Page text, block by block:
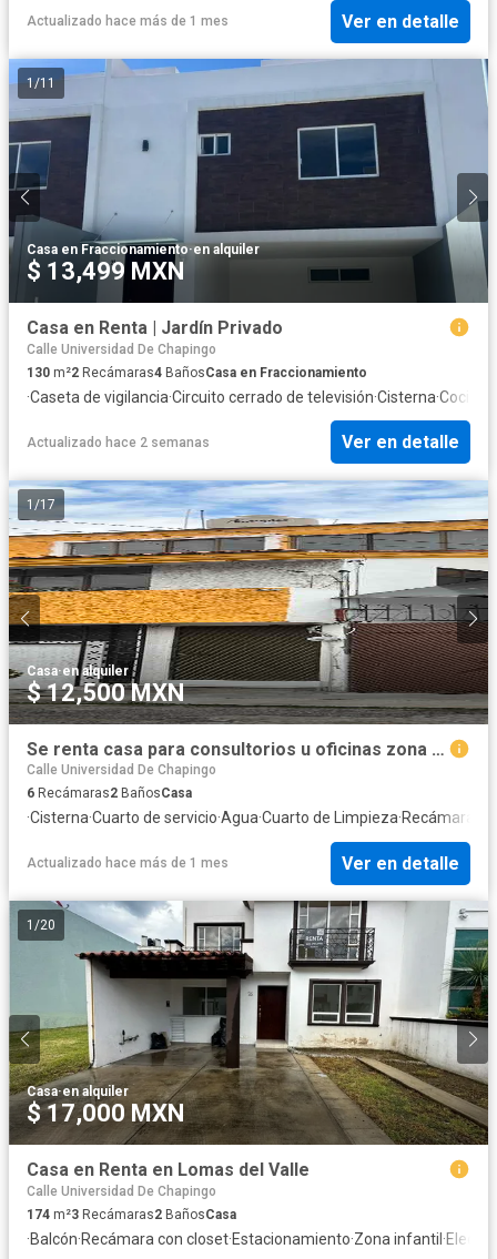
Actualizado hace más de 1 mes Ver en detalle
1/11
Casa en Fraccionamiento·en alquiler
$ 13,499 MXN
Casa en Renta | Jardín Privado
Calle Universidad De Chapingo
130 m²2 Recámaras4 BañosCasa en Fraccionamiento
·Caseta de vigilancia·Circuito cerrado de televisión·Cisterna·Cocina
Actualizado hace 2 semanas Ver en detalle
1 /17
Casa·en alquiler
$ 12,500 MXN
Se renta casa para consultorios u oficinas zona San Manuel -Anzures
Calle Universidad De Chapingo
6 Recámaras2 BañosCasa
·Cisterna·Cuarto de servicio·Agua·Cuarto de Limpieza·Recámara
Actualizado hace más de 1 mes Ver en detalle
1 /20
Casa·en alquiler
$ 17,000 MXN
Casa en Renta en Lomas del Valle
Calle Universidad De Chapingo
174 m²3 Recámaras2 BañosCasa
·Balcón·Recámara con closet·Estacionamiento·Zona infantil ·